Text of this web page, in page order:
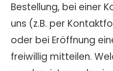
Bestellung, bei einer
uns (z.B. per
oder bei Eröffnung
freiwillig mitteilen.